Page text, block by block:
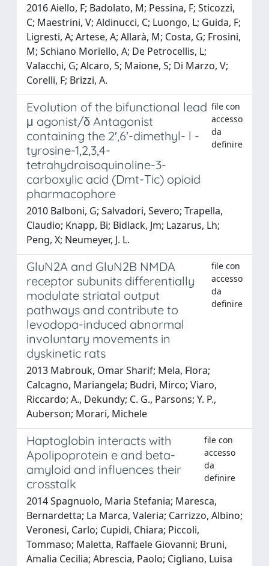
2016 Aiello, F; Badolato, M; Pessina, F; Sticozzi,
C; Maestrini, V; Aldinucci, C; Luongo, L; Guida, F;
Ligresti, A; Artese, A; Allarà, M; Costa, G; Frosini,
M; Schiano Moriello, A; De Petrocellis, L;
Valacchi, G; Alcaro, S; Maione, S; Di Marzo, V;
Corelli, F; Brizzi, A.
Evolution of the bifunctional lead
μ agonist/δ Antagonist
containing the 2′,6′-dimethyl- l -
tyrosine-1,2,3,4-
tetrahydroisoquinoline-3-
carboxylic acid (Dmt-Tic) opioid
pharmacophore
file con
accesso
da
definire
2010 Balboni, G; Salvadori, Severo; Trapella,
Claudio; Knapp, Bi; Bidlack, Jm; Lazarus, Lh;
Peng, X; Neumeyer, J. L.
GluN2A and GluN2B NMDA
receptor subunits differentially
modulate striatal output
pathways and contribute to
levodopa-induced abnormal
involuntary movements in
dyskinetic rats
file con
accesso
da
definire
2013 Mabrouk, Omar Sharif; Mela, Flora;
Calcagno, Mariangela; Budri, Mirco; Viaro,
Riccardo; A., Dekundy; C. G., Parsons; Y. P.,
Auberson; Morari, Michele
Haptoglobin interacts with
Apolipoprotein e and beta-
amyloid and influences their
crosstalk
file con
accesso
da
definire
2014 Spagnuolo, Maria Stefania; Maresca,
Bernardetta; La Marca, Valeria; Carrizzo, Albino;
Veronesi, Carlo; Cupidi, Chiara; Piccoli,
Tommaso; Maletta, Raffaele Giovanni; Bruni,
Amalia Cecilia; Abrescia, Paolo; Cigliano, Luisa